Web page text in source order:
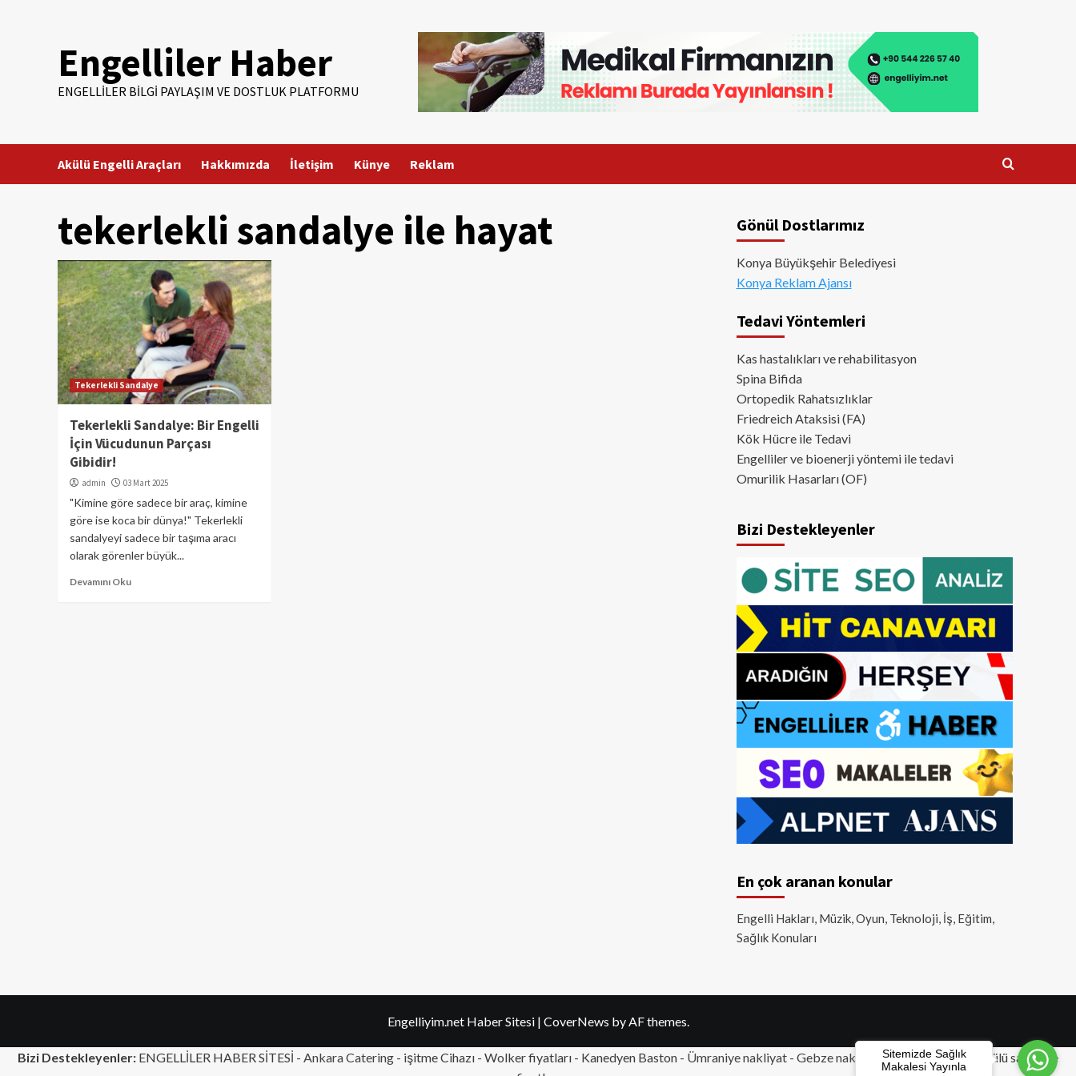
Engelliler Haber
ENGELLILER BILGI PAYLAŞIM VE DOSTLUK PLATFORMU
Akülü Engelli Araçları Hakkımızda İletişim Künye Reklam
tekerlekli sandalye ile hayat
Tekerlekli Sandalye
Tekerlekli Sandalye: Bir Engelli
İçin Vücudunun Parçası
Gibidir!
admin 03 Mart 2025
"Kimine göre sadece bir araç, kimine
göre ise koca bir dünya!" Tekerlekli
sandalyeyi sadece bir taşıma aracı
olarak görenler büyük...
Devamını Oku
Gönül Dostlarımız
Konya Büyükşehir Belediyesi
Konya Reklam Ajansı
Tedavi Yöntemleri
Kas hastalıkları ve rehabilitasyon
Spina Bifida
Ortopedik Rahatsızlıklar
Friedreich Ataksisi (FA)
Kök Hücre ile Tedavi
Engelliler ve bioenerji yöntemi ile tedavi
Omurilik Hasarları (OF)
Bizi Destekleyenler
En çok aranan konular
Engelli Hakları, Müzik, Oyun, Teknoloji, İş, Eğitim,
Sağlık Konuları
Engelliyim.net Haber Sitesi | CoverNews by AF themes.
Bizi Destekleyenler: ENGELLİLER HABER SİTESİ - Ankara Catering - işitme Cihazı - Wolker fiyatları - Kanedyen Baston - Ümraniye nakliyat - Gebze nakliyat -Tuzla nakliyat - Akülü sandalye
Sitemizde Sağlık
Makalesi Yayınla